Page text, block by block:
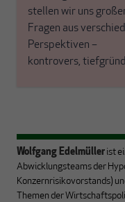
stellen wir uns
Fragen aus
Perspektiven –
kontrovers,
Wolfgang Edelmüller ist
Abwicklungsteams der
Konzernrisikovorstands)
Themen der